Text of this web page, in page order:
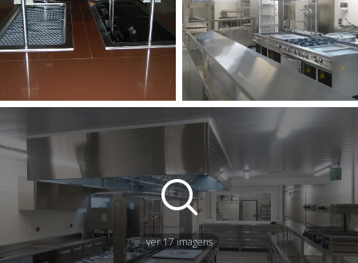
ver 17 imagens